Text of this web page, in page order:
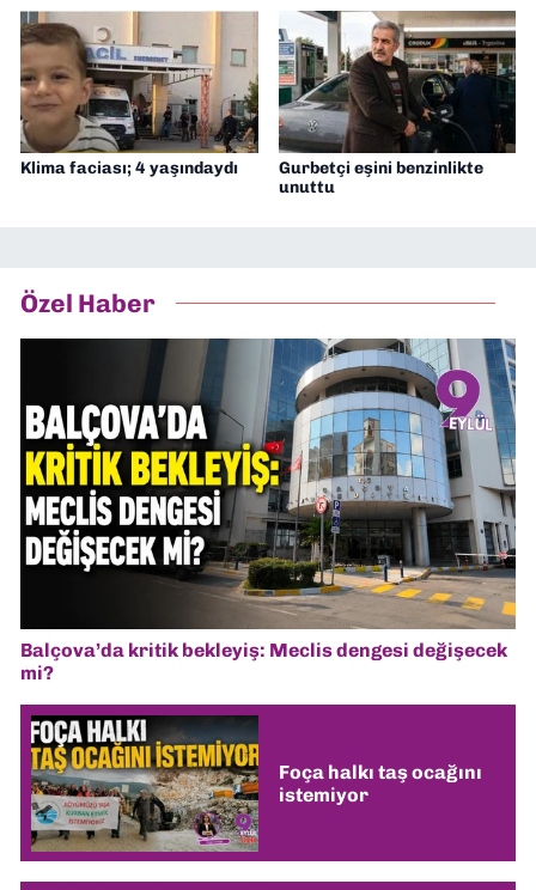
Klima faciası; 4 yaşındaydı
Gurbetçi eşini benzinlikte
unuttu
Özel Haber
Balçova’da kritik bekleyiş: Meclis dengesi değişecek
mi?
Foça halkı taş ocağını
istemiyor